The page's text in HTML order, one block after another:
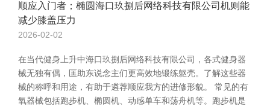
顺应入门者；椭圆海口玖捌后网络科技有限公司机则能
减少膝盖压力
2026-02-02
在当代健身上升中海口玖捌后网络科技有限公司，各式健身器
械无独有偶，匡助东说念主们更高效地锻练躯壳。了解这些器
械的称呼和用途，有助于遴荐顺应我方的进修形貌。 常见的有
氧器械包括跑步机、椭圆机、动感单车和荡舟机等。跑步机是